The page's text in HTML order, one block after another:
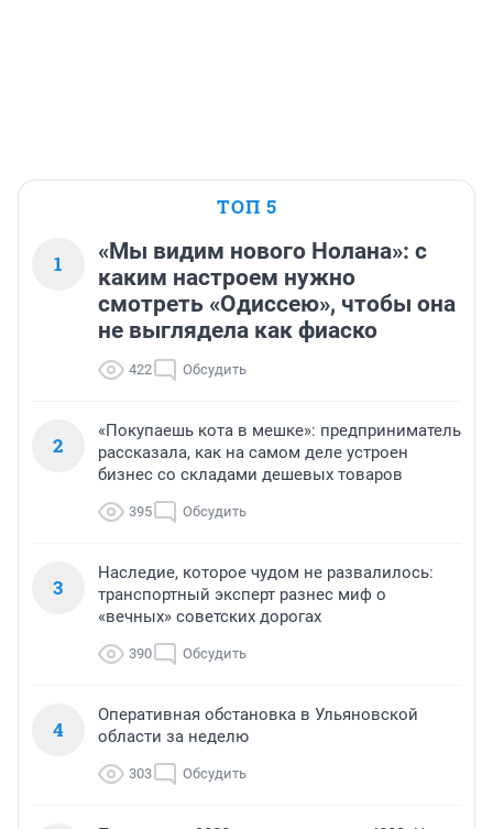
ТОП 5
1
«Мы видим нового Нолана»: с
каким настроем нужно
смотреть «Одиссею», чтобы она
не выглядела как фиаско
422 Обсудить
2
«Покупаешь кота в мешке»: предприниматель
рассказала, как на самом деле устроен
бизнес со складами дешевых товаров
395 Обсудить
3
Наследие, которое чудом не развалилось:
транспортный эксперт разнес миф о
«вечных» советских дорогах
390 Обсудить
4
Оперативная обстановка в Ульяновской
области за неделю
303 Обсудить